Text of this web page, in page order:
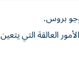
‌بروس.
العالقة التي يتعين